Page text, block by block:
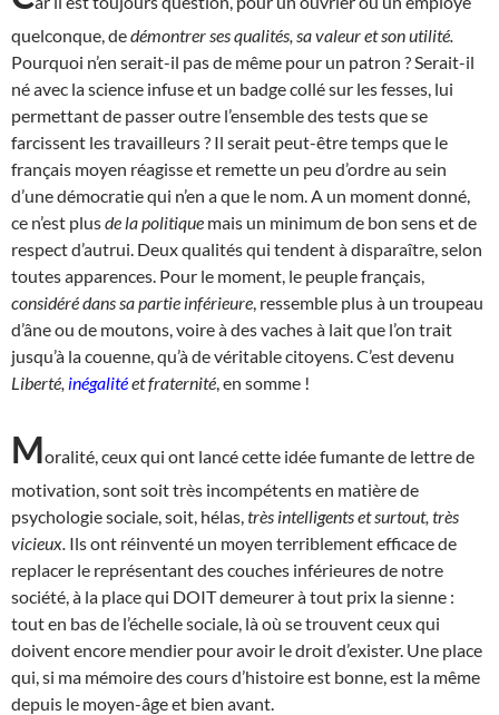
quelconque, dedémontrer ses qualités, sa valeur et son utilité.
Pourquoi n’en serait-il pas de même pour un patron ? Serait-il
né avec la science infuse et un badge collé sur les fesses, lui
permettant de passer outre l’ensemble des tests que se
farcissent les travailleurs ? Il serait peut-être temps que le
français moyen réagisse et remette un peu d’ordre au sein
d’une démocratie qui n’en a que le nom. A un moment donné,
ce n’est plusde la politique mais un minimum de bon sens et de
respect d’autrui. Deux qualités qui tendent à disparaître, selon
toutes apparences. Pour le moment, le peuple français,
considéré dans sa partie inférieure , ressemble plus à un troupeau
d’âne ou de moutons, voire à des vaches à lait que l’on trait
jusqu’à la couenne, qu’à de véritable citoyens. C’est devenu
Liberté, inégalitéet fraternité , en somme !
Moralité, ceux qui ont lancé cette idée fumante de lettre de
motivation, sont soit très incompétents en matière de
psychologie sociale, soit, hélas, très intelligents et surtout, très
vicieux. Ils ont réinventé un moyen terriblement efficace de
replacer le représentant des couches inférieures de notre
société, à la place qui DOIT demeurer à tout prix la sienne :
tout en bas de l’échelle sociale, là où se trouvent ceux qui
doivent encore mendier pour avoir le droit d’exister. Une place
qui, si ma mémoire des cours d’histoire est bonne, est la même
depuis le moyen-âge et bien avant.